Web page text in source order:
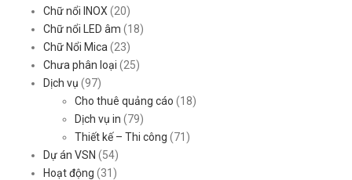
Chữ nổi INOX (20)
Chữ nổi LED âm (18)
Chữ Nổi Mica (23)
Chưa phân loại (25)
Dịch vụ (97)
Cho thuê quảng cáo (18)
Dịch vụ in (79)
Thiết kế – Thi công (71)
Dự án VSN (54)
Hoạt động (31)